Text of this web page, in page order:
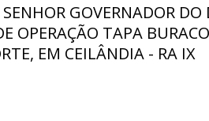
GOVERNADOR
OPERAÇÃO TAPA
EM CEILÂNDIA - RA IX